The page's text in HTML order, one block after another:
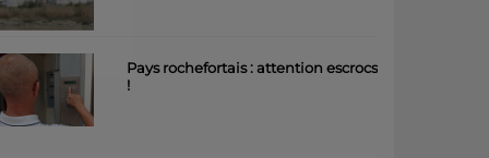
Pays rochefortais : attention escrocs
!